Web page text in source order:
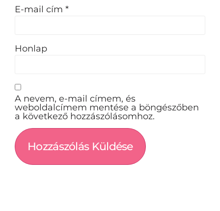
E-mail cím *
Honlap
A nevem, e-mail címem, és
weboldalcímem mentése a böngészőben
a következő hozzászólásomhoz.